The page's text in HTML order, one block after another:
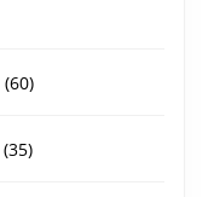
6060
3535